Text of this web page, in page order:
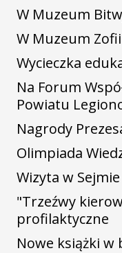
W Muzeum
W Muzeum Zofii
Wycieczka
Na Forum
Powiatu
Nagrody
Olimpiada
Wizyta w Sejmie
"Trzeźwy
profilaktyczne
Nowe książki w